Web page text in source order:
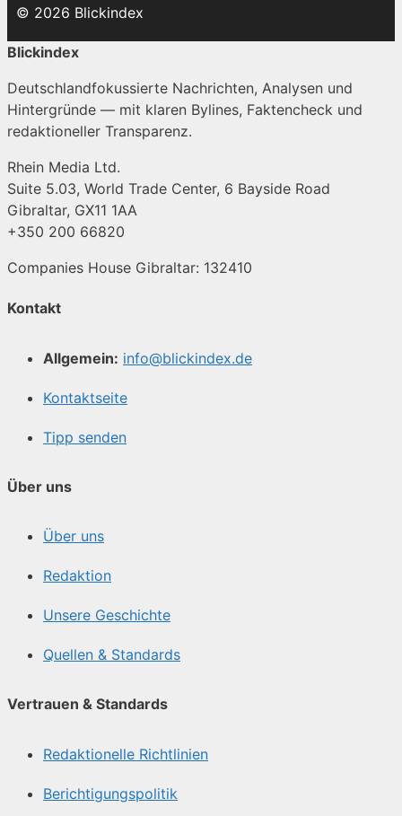
© 2026 Blickindex
Blickindex
Deutschlandfokussierte Nachrichten, Analysen und
Hintergründe — mit klaren Bylines, Faktencheck und
redaktioneller Transparenz.
Rhein Media Ltd.
Suite 5.03, World Trade Center, 6 Bayside Road
Gibraltar, GX11 1AA
+350 200 66820
Companies House Gibraltar: 132410
Kontakt
Allgemein: info@blickindex.de
Kontaktseite
Tipp senden
Über uns
Über uns
Redaktion
Unsere Geschichte
Quellen & Standards
Vertrauen & Standards
Redaktionelle Richtlinien
Berichtigungspolitik